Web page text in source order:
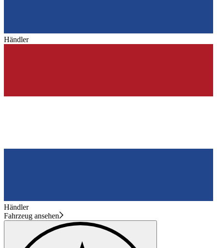
Händler
Händler
Fahrzeug ansehen